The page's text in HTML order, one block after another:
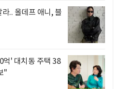
.. 올데프 애니, 블
' 대치동 주택 38
"